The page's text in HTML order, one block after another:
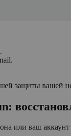
защиты вашей
или ваш аккаунт